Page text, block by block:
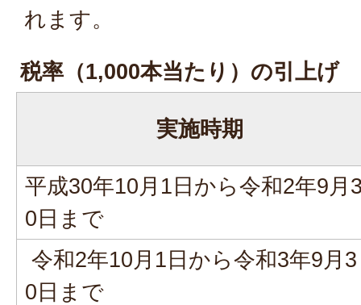
れます。
税率（1,000本当たり）の引上げ
実施時期
平成30年10月1日から令和2年9月
0日まで
令和2年10月1日から令和3年9月3
0日まで